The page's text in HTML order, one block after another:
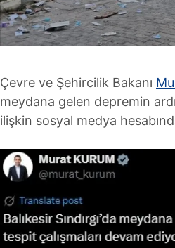
Çevre ve Şehircilik Bakanı
meydana gelen depremin
ilişkin sosyal medya